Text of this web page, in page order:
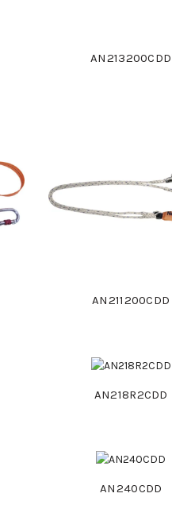
AN213200CDD
AN211200CDD
AN218R2CDD
AN240CDD